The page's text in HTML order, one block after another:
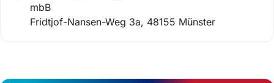
mbB
Fridtjof-Nansen-Weg 3a, 48155 Münster